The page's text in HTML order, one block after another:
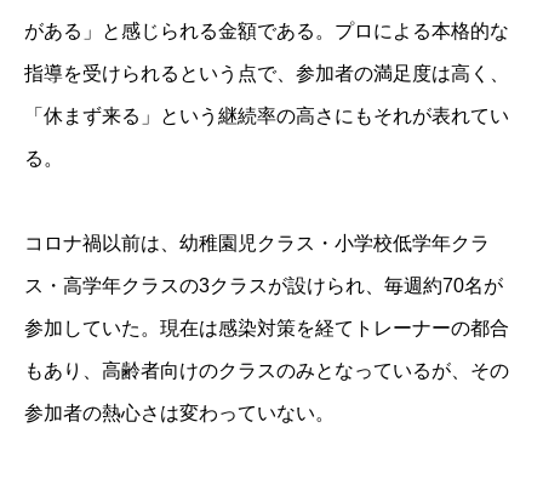
がある」と感じられる金額である。プロによる本格的な
指導を受けられるという点で、参加者の満足度は高く、
「休まず来る」という継続率の高さにもそれが表れてい
る。
コロナ禍以前は、幼稚園児クラス・小学校低学年クラ
ス・高学年クラスの3クラスが設けられ、毎週約70名が
参加していた。現在は感染対策を経てトレーナーの都合
もあり、高齢者向けのクラスのみとなっているが、その
参加者の熱心さは変わっていない。